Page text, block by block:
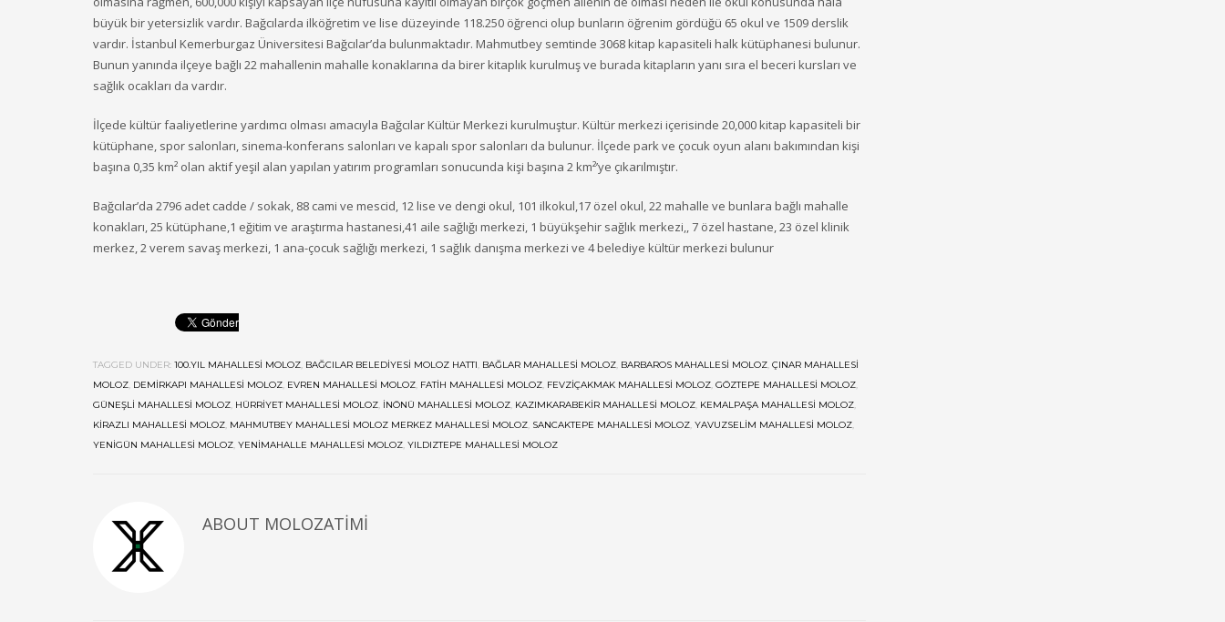
büyük bir yetersizlik vardır. Bağcılarda ilköğretim ve lise düzeyinde 118.250 öğrenci olup bunların öğrenim gördüğü 65 okul ve 1509 derslik
vardır. İstanbul Kemerburgaz Üniversitesi Bağcılar’da bulunmaktadır. Mahmutbey semtinde 3068 kitap kapasiteli halk kütüphanesi bulunur.
Bunun yanında ilçeye bağlı 22 mahallenin mahalle konaklarına da birer kitaplık kurulmuş ve burada kitapların yanı sıra el beceri kursları ve
sağlık ocakları da vardır.
İlçede kültür faaliyetlerine yardımcı olması amacıyla Bağcılar Kültür Merkezi kurulmuştur. Kültür merkezi içerisinde 20,000 kitap kapasiteli bir
kütüphane, spor salonları, sinema-konferans salonları ve kapalı spor salonları da bulunur. İlçede park ve çocuk oyun alanı bakımından kişi
başına 0,35 km² olan aktif yeşil alan yapılan yatırım programları sonucunda kişi başına 2 km²’ye çıkarılmıştır.
Bağcılar’da 2796 adet cadde / sokak, 88 cami ve mescid, 12 lise ve dengi okul, 101 ilkokul,17 özel okul, 22 mahalle ve bunlara bağlı mahalle
konakları, 25 kütüphane,1 eğitim ve araştırma hastanesi,41 aile sağlığı merkezi, 1 büyükşehir sağlık merkezi,, 7 özel hastane, 23 özel klinik
merkez, 2 verem savaş merkezi, 1 ana-çocuk sağlığı merkezi, 1 sağlık danışma merkezi ve 4 belediye kültür merkezi bulunur
TAGGED UNDER: 100.YIL MAHALLESI MOLOZ, BAĞCILAR BELEDIYESI MOLOZ HATTI, BAĞLAR MAHALLESI MOLOZ, BARBAROS MAHALLESI MOLOZ, ÇINAR MAHALLESI
MOLOZ, DEMIRKAPI MAHALLESI MOLOZ, EVREN MAHALLESI MOLOZ, FATIH MAHALLESI MOLOZ, FEVZIÇAKMAK MAHALLESI MOLOZ, GÖZTEPE MAHALLESI MOLOZ,
GÜNEŞLI MAHALLESI MOLOZ, HÜRRIYET MAHALLESI MOLOZ, İNÖNÜ MAHALLESI MOLOZ, KAZIMKARABEKIR MAHALLESI MOLOZ, KEMALPAŞA MAHALLESI MOLOZ,
KIRAZLI MAHALLESI MOLOZ, MAHMUTBEY MAHALLESI MOLOZ MERKEZ MAHALLESI MOLOZ, SANCAKTEPE MAHALLESI MOLOZ, YAVUZSELIM MAHALLESI MOLOZ,
YENIGÜN MAHALLESI MOLOZ, YENIMAHALLE MAHALLESI MOLOZ, YILDIZTEPE MAHALLESI MOLOZ
ABOUT MOLOZATIMI